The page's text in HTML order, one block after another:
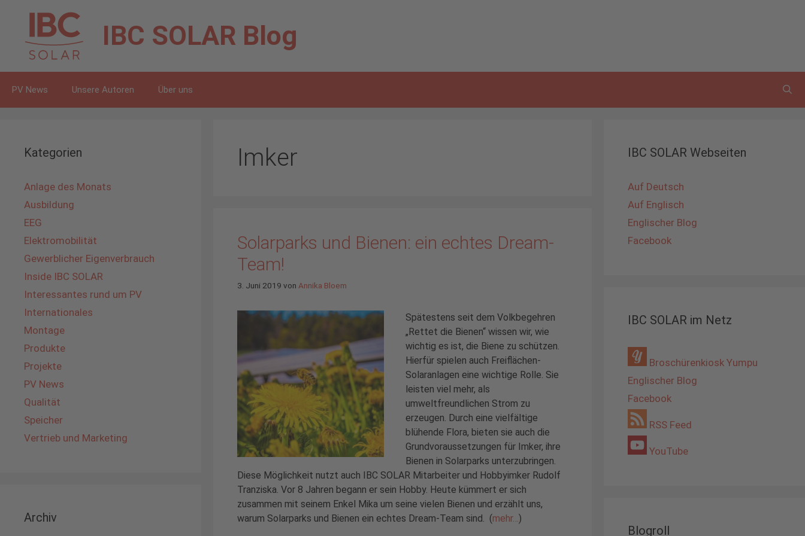
springen
IBC SOLAR Blog
PV News Unsere Autoren Über uns
Imker
Solarparks und Bienen: ein echtes Dream-
Team!
3. Juni 2019 von Annika Bloem
Spätestens seit dem Volkbegehren
„Rettet die Bienen“ wissen wir, wie
wichtig es ist, die Biene zu schützen.
Hierfür spielen auch Freiflächen-
Solaranlagen eine wichtige Rolle. Sie
leisten viel mehr, als
umweltfreundlichen Strom zu
erzeugen. Durch eine vielfältige
blühende Flora, bieten sie auch die
Grundvoraussetzungen für Imker, ihre
Bienen in Solarparks unterzubringen.
Diese Möglichkeit nutzt auch IBC SOLAR Mitarbeiter und Hobbyimker Rudolf
Tranziska. Vor 8 Jahren begann er sein Hobby. Heute kümmert er sich
zusammen mit seinem Enkel Mika um seine vielen Bienen und erzählt uns,
warum Solarparks und Bienen ein echtes Dream-Team sind. (mehr… )
Kategorien
Anlage des Monats
Ausbildung
EEG
Elektromobilität
Gewerblicher Eigenverbrauch
Inside IBC SOLAR
Interessantes rund um PV
Internationales
Montage
Produkte
Projekte
PV News
Qualität
Speicher
Vertrieb und Marketing
Archiv
IBC SOLAR Webseiten
Auf Deutsch
Auf Englisch
Englischer Blog
Facebook
IBC SOLAR im Netz
Broschürenkiosk Yumpu
Englischer Blog
Facebook
RSS Feed
YouTube
Blogroll